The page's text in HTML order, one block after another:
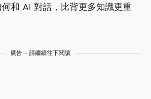
和 AI 對話，比背更多知識更重
廣告 - 請繼續往下閱讀